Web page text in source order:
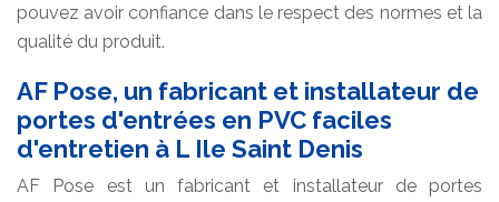
pouvez avoir confiance dans le respect des normes et la
qualité du produit.
AF Pose, un fabricant et installateur de
portes d'entrées en PVC faciles
d'entretien à L Ile Saint Denis
AF Pose est un fabricant et installateur de portes